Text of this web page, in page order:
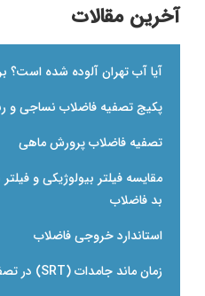
آخرین مقالات
آیا آب تهران آلوده شده است؟
پکیج تصفیه فاضلاب نساجی و
تصفیه فاضلاب پرورش ماهی
مقایسه فیلتر بیولوژیکی و
بد فاضلاب
استاندارد خروجی فاضلاب
زمان ماند جامدات (SRT) در تصفیه